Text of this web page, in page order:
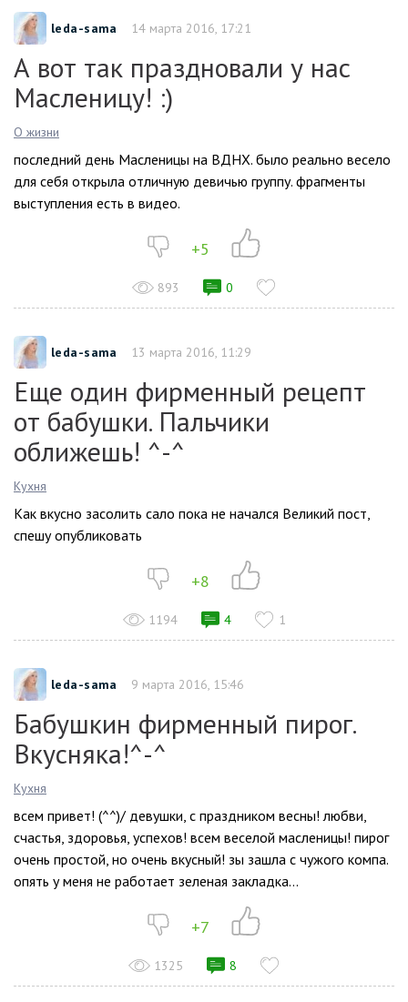
leda-sama 14 марта 2016, 17:21
А вот так праздновали у нас
Масленицу! :)
О жизни
последний день Масленицы на ВДНХ. было реально весело
для себя открыла отличную девичью группу. фрагменты
выступления есть в видео.
+5
893 0
leda-sama 13 марта 2016, 11:29
Еще один фирменный рецепт
от бабушки. Пальчики
оближешь! ^-^
Кухня
Как вкусно засолить сало пока не начался Великий пост,
спешу опубликовать
+8
1194 4 1
leda-sama 9 марта 2016, 15:46
Бабушкин фирменный пирог.
Вкусняка!^-^
Кухня
всем привет! (^^)/ девушки, с праздником весны! любви,
счастья, здоровья, успехов! всем веселой масленицы! пирог
очень простой, но очень вкусный! зы зашла с чужого компа.
опять у меня не работает зеленая закладка...
+7
1325 8